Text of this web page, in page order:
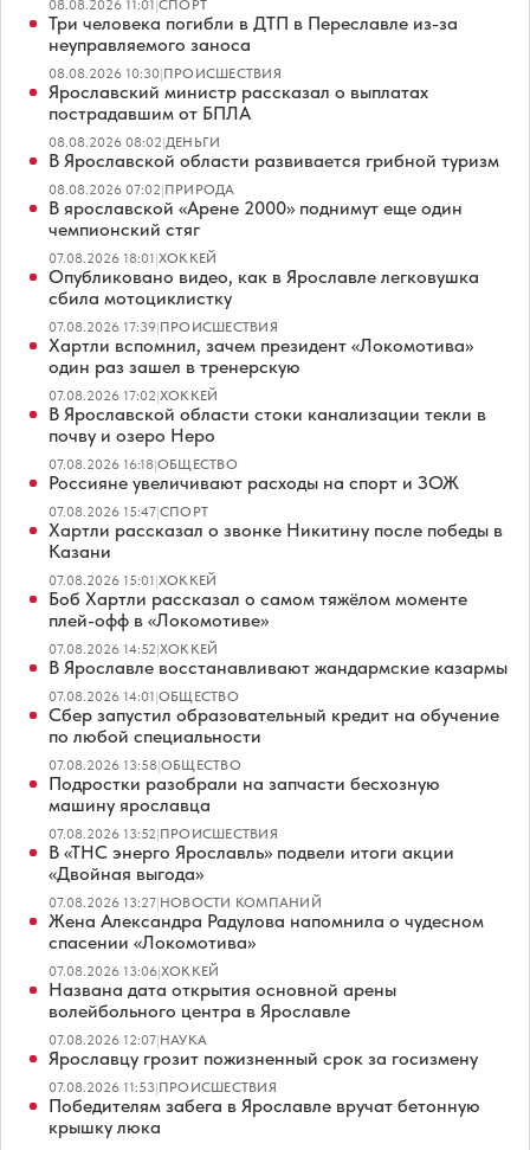
08.08.2026 11:01|СПОРТ
Три человека погибли в ДТП в Переславле из-за
неуправляемого заноса
08.08.2026 10:30|ПРОИСШЕСТВИЯ
Ярославский министр рассказал о выплатах
пострадавшим от БПЛА
08.08.2026 08:02|ДЕНЬГИ
В Ярославской области развивается грибной туризм
08.08.2026 07:02|ПРИРОДА
В ярославской «Арене 2000» поднимут еще один
чемпионский стяг
07.08.2026 18:01|ХОККЕЙ
Опубликовано видео, как в Ярославле легковушка
сбила мотоциклистку
07.08.2026 17:39|ПРОИСШЕСТВИЯ
Хартли вспомнил, зачем президент «Локомотива»
один раз зашел в тренерскую
07.08.2026 17:02|ХОККЕЙ
В Ярославской области стоки канализации текли в
почву и озеро Неро
07.08.2026 16:18|ОБЩЕСТВО
Россияне увеличивают расходы на спорт и ЗОЖ
07.08.2026 15:47|СПОРТ
Хартли рассказал о звонке Никитину после победы в
Казани
07.08.2026 15:01|ХОККЕЙ
Боб Хартли рассказал о самом тяжёлом моменте
плей-офф в «Локомотиве»
07.08.2026 14:52|ХОККЕЙ
В Ярославле восстанавливают жандармские казармы
07.08.2026 14:01|ОБЩЕСТВО
Сбер запустил образовательный кредит на обучение
по любой специальности
07.08.2026 13:58|ОБЩЕСТВО
Подростки разобрали на запчасти бесхозную
машину ярославца
07.08.2026 13:52|ПРОИСШЕСТВИЯ
В «ТНС энерго Ярославль» подвели итоги акции
«Двойная выгода»
07.08.2026 13:27|НОВОСТИ КОМПАНИЙ
Жена Александра Радулова напомнила о чудесном
спасении «Локомотива»
07.08.2026 13:06|ХОККЕЙ
Названа дата открытия основной арены
волейбольного центра в Ярославле
07.08.2026 12:07|НАУКА
Ярославцу грозит пожизненный срок за госизмену
07.08.2026 11:53|ПРОИСШЕСТВИЯ
Победителям забега в Ярославле вручат бетонную
крышку люка